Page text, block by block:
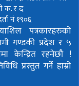
क. र द
नं १९०६
पत्रकारहरुको
गण्डकी प्रदेश र ५
केन्द्रित रहनेछौ !
प्रस्तुत गर्ने हाम्रो